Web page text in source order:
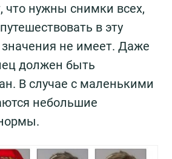
что нужны снимки всех,
в эту
значения не имеет. Даже
должен быть
В случае с маленькими
небольшие